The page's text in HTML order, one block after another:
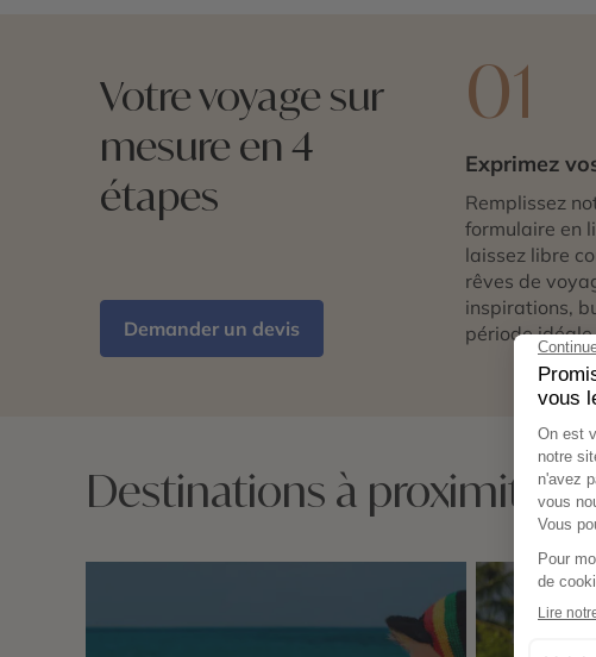
Votre voyage sur
mesure en 4
étapes
Demander un devis
01
Exprimez
Remplissez
formulaire en
laissez libre
rêves de
inspirations,
période
Destinations à proximité